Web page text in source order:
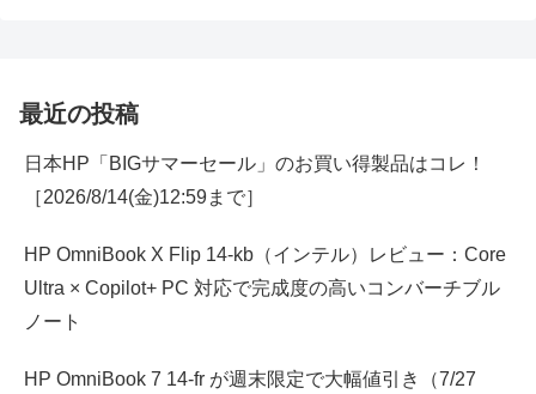
最近の投稿
日本HP「BIGサマーセール」のお買い得製品はコレ！
［2026/8/14(金)12:59まで］
HP OmniBook X Flip 14-kb（インテル）レビュー：Core
Ultra × Copilot+ PC 対応で完成度の高いコンバーチブル
ノート
HP OmniBook 7 14-fr が週末限定で大幅値引き（7/27